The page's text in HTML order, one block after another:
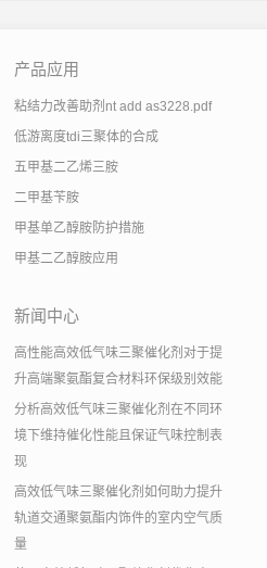
产品应用
粘结力改善助剂nt add as3228.pdf
低游离度tdi三聚体的合成
五甲基二乙烯三胺
二甲基苄胺
甲基单乙醇胺防护措施
甲基二乙醇胺应用
新闻中心
高性能高效低气味三聚催化剂对于提
升高端聚氨酯复合材料环保级别效能
分析高效低气味三聚催化剂在不同环
境下维持催化性能且保证气味控制表
现
高效低气味三聚催化剂如何助力提升
轨道交通聚氨酯内饰件的室内空气质
量